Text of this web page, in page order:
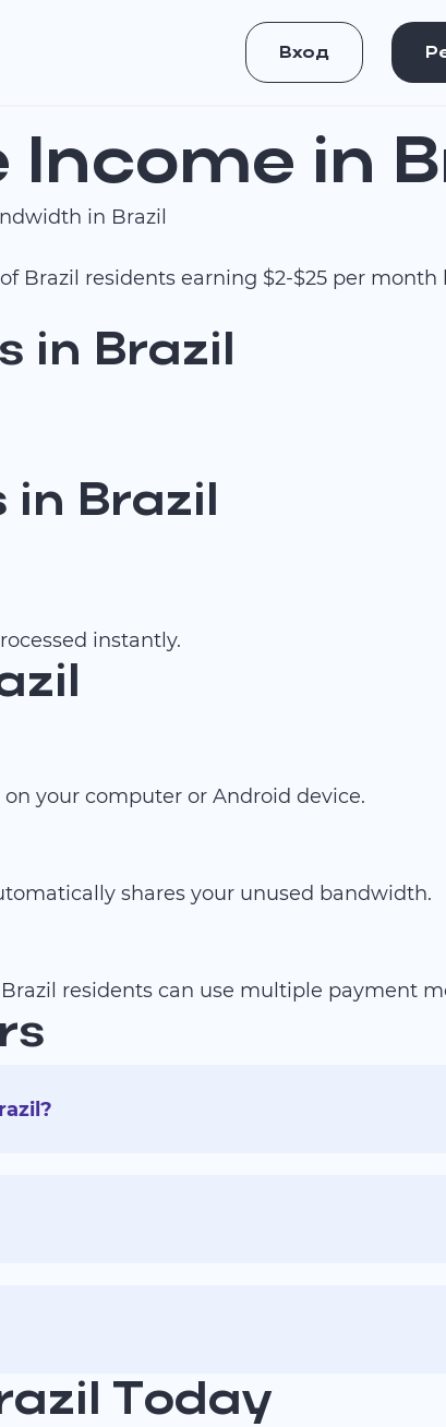
Вход
Income in
in Brazil
Brazil residents earning $2-$25 per
in Brazil
in Brazil
instantly.
your computer or Android device.
shares your unused bandwidth.
residents can use multiple payment
Today